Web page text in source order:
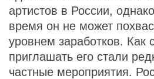
артистов в России,
время он не может
уровнем заработков.
приглашать его стали
частные мероприятия.